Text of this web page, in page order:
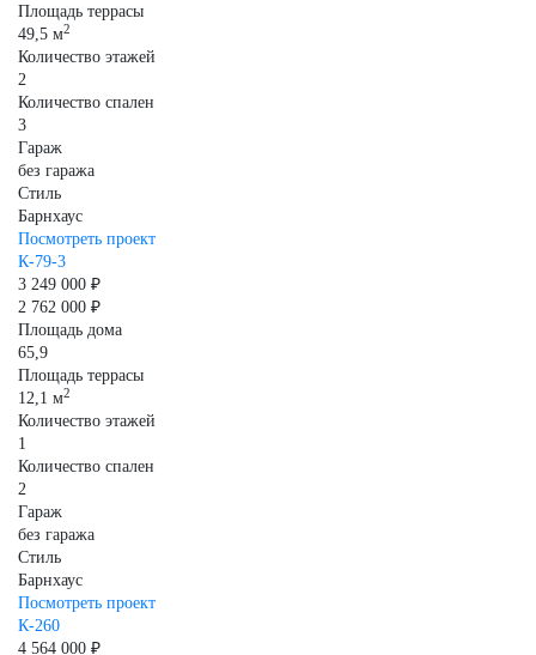
Площадь террасы
49,5 м2
Количество этажей
2
Количество спален
3
Гараж
без гаража
Стиль
Барнхаус
Посмотреть проект
К-79-3
3 249 000 ₽
2 762 000 ₽
Площадь дома
65,9
Площадь террасы
12,1 м2
Количество этажей
1
Количество спален
2
Гараж
без гаража
Стиль
Барнхаус
Посмотреть проект
К-260
4 564 000 ₽